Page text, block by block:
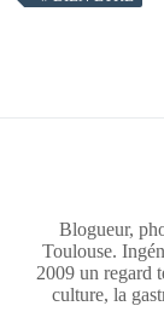
Blogueur,
Toulouse.
2009 un regard
culture, la